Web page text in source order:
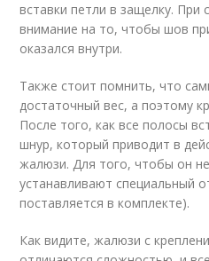
вставки петли в защелку. При
внимание на то, чтобы шов
оказался внутри.
Также стоит помнить, что
достаточный вес, а поэтому
После того, как все полосы
шнур, который приводит в
жалюзи. Для того, чтобы он
устанавливают специальный
поставляется в комплекте).
Как видите, жалюзи с